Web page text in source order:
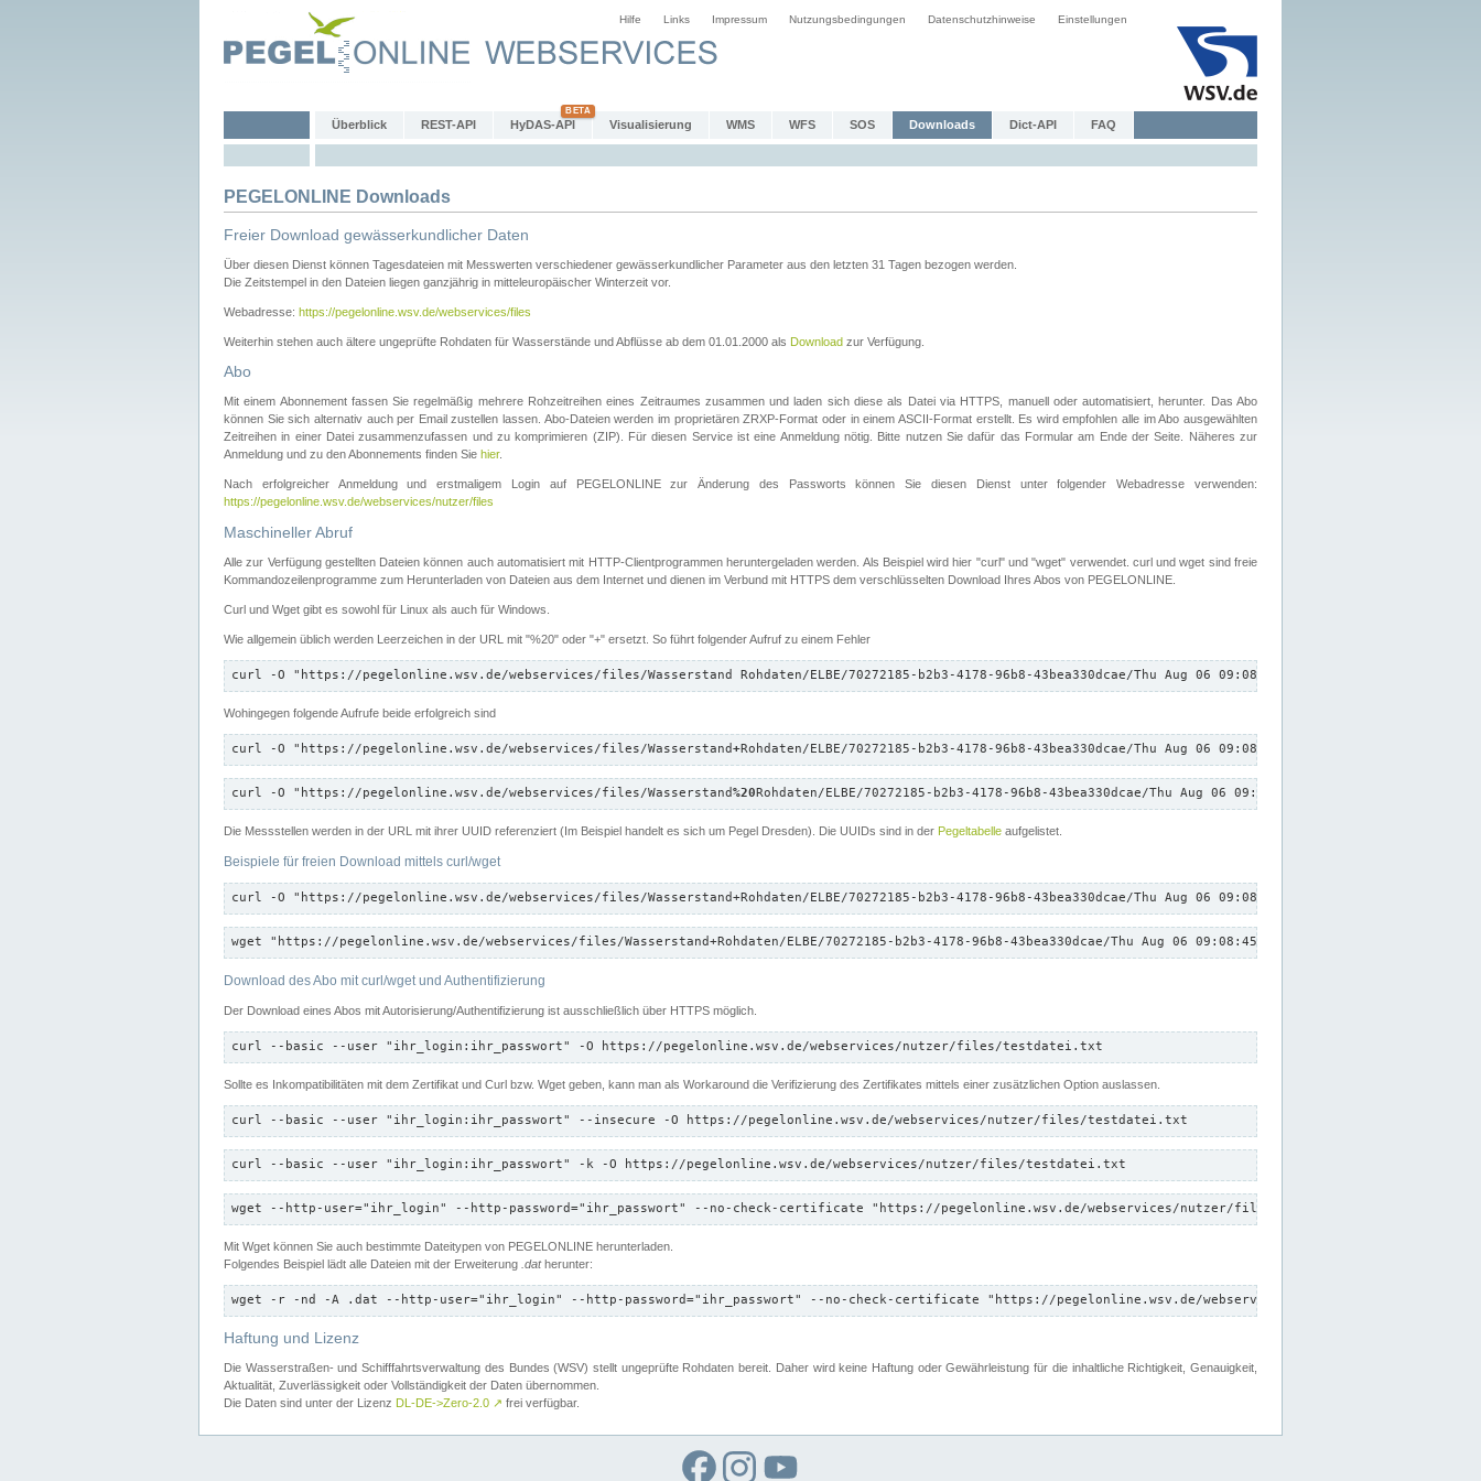
Hilfe Links Impressum Nutzungsbedingungen Datenschutzhinweise Einstellungen
Überblick REST-API HyDAS-API Visualisierung WMS WFS SOS Downloads Dict-API FAQ
PEGELONLINE Downloads
Freier Download gewässerkundlicher Daten
Über diesen Dienst können Tagesdateien mit Messwerten verschiedener gewässerkundlicher Parameter aus den letzten 31 Tagen bezogen werden.
Die Zeitstempel in den Dateien liegen ganzjährig in mitteleuropäischer Winterzeit vor.
Webadresse: https://pegelonline.wsv.de/webservices/files
Weiterhin stehen auch ältere ungeprüfte Rohdaten für Wasserstände und Abflüsse ab dem 01.01.2000 als Download zur Verfügung.
Abo
Mit einem Abonnement fassen Sie regelmäßig mehrere Rohzeitreihen eines Zeitraumes zusammen und laden sich diese als Datei via HTTPS, manuell oder automatisiert, herunter. Das Abo
können Sie sich alternativ auch per Email zustellen lassen. Abo-Dateien werden im proprietären ZRXP-Format oder in einem ASCII-Format erstellt. Es wird empfohlen alle im Abo ausgewählten
Zeitreihen in einer Datei zusammenzufassen und zu komprimieren (ZIP). Für diesen Service ist eine Anmeldung nötig. Bitte nutzen Sie dafür das Formular am Ende der Seite. Näheres zur
Anmeldung und zu den Abonnements finden Sie hier.
Nach erfolgreicher Anmeldung und erstmaligem Login auf PEGELONLINE zur Änderung des Passworts können Sie diesen Dienst unter folgender Webadresse verwenden:
https://pegelonline.wsv.de/webservices/nutzer/files
Maschineller Abruf
Alle zur Verfügung gestellten Dateien können auch automatisiert mit HTTP-Clientprogrammen heruntergeladen werden. Als Beispiel wird hier "curl" und "wget" verwendet. curl und wget sind freie
Kommandozeilenprogramme zum Herunterladen von Dateien aus dem Internet und dienen im Verbund mit HTTPS dem verschlüsselten Download Ihres Abos von PEGELONLINE.
Curl und Wget gibt es sowohl für Linux als auch für Windows.
Wie allgemein üblich werden Leerzeichen in der URL mit "%20" oder "+" ersetzt. So führt folgender Aufruf zu einem Fehler
curl -O "https://pegelonline.wsv.de/webservices/files/Wasserstand Rohdaten/ELBE/70272185-b2b3-4178-96b8-43bea330dcae/Thu Aug 06 09:08:45 CEST 2026/down.txt"
Wohingegen folgende Aufrufe beide erfolgreich sind
curl -O "https://pegelonline.wsv.de/webservices/files/Wasserstand+Rohdaten/ELBE/70272185-b2b3-4178-96b8-43bea330dcae/Thu Aug 06 09:08:45 CEST 2026/down.txt"
curl -O "https://pegelonline.wsv.de/webservices/files/Wasserstand%20Rohdaten/ELBE/70272185-b2b3-4178-96b8-43bea330dcae/Thu Aug 06 09:08:45 CEST 2026/down.txt"
Die Messstellen werden in der URL mit ihrer UUID referenziert (Im Beispiel handelt es sich um Pegel Dresden). Die UUIDs sind in der Pegeltabelle aufgelistet.
Beispiele für freien Download mittels curl/wget
curl -O "https://pegelonline.wsv.de/webservices/files/Wasserstand+Rohdaten/ELBE/70272185-b2b3-4178-96b8-43bea330dcae/Thu Aug 06 09:08:45 CEST 2026/down.txt"
wget "https://pegelonline.wsv.de/webservices/files/Wasserstand+Rohdaten/ELBE/70272185-b2b3-4178-96b8-43bea330dcae/Thu Aug 06 09:08:45 CEST 2026/down.txt"
Download des Abo mit curl/wget und Authentifizierung
Der Download eines Abos mit Autorisierung/Authentifizierung ist ausschließlich über HTTPS möglich.
curl --basic --user "ihr_login:ihr_passwort" -O https://pegelonline.wsv.de/webservices/nutzer/files/testdatei.txt
Sollte es Inkompatibilitäten mit dem Zertifikat und Curl bzw. Wget geben, kann man als Workaround die Verifizierung des Zertifikates mittels einer zusätzlichen Option auslassen.
curl --basic --user "ihr_login:ihr_passwort" --insecure -O https://pegelonline.wsv.de/webservices/nutzer/files/testdatei.txt
curl --basic --user "ihr_login:ihr_passwort" -k -O https://pegelonline.wsv.de/webservices/nutzer/files/testdatei.txt
wget --http-user="ihr_login" --http-password="ihr_passwort" --no-check-certificate "https://pegelonline.wsv.de/webservices/nutzer/files/testdatei.txt"
Mit Wget können Sie auch bestimmte Dateitypen von PEGELONLINE herunterladen.
Folgendes Beispiel lädt alle Dateien mit der Erweiterung .datherunter:
wget -r -nd -A .dat --http-user="ihr_login" --http-password="ihr_passwort" --no-check-certificate "https://pegelonline.wsv.de/webservices/nutzer/files"
Haftung und Lizenz
Die Wasserstraßen- und Schifffahrtsverwaltung des Bundes (WSV) stellt ungeprüfte Rohdaten bereit. Daher wird keine Haftung oder Gewährleistung für die inhaltliche Richtigkeit, Genauigkeit,
Aktualität, Zuverlässigkeit oder Vollständigkeit der Daten übernommen.
Die Daten sind unter der Lizenz DL-DE->Zero-2.0 ↗ frei verfügbar.